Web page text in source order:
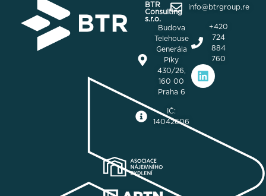
info@btrgroup.re
+420
724
884
760
BTR
Consulting
s.r.o.
Budova
Telehouse
Generála
Píky
430/26,
160 00
Praha 6
IČ:
14042606